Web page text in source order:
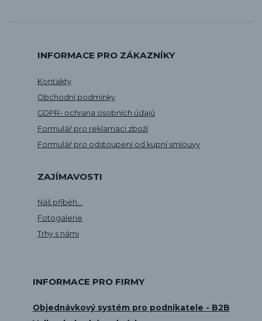
INFORMACE PRO ZÁKAZNÍKY
Kontakty
Obchodní podmínky
GDPR- ochrana osobních údajů
Formulář pro reklamaci zboží
Formulář pro odstoupení od kupní smlouvy
ZAJÍMAVOSTI
Náš příběh...
Fotogalerie
Trhy s námi
INFORMACE PRO FIRMY
Objednávkový systém pro podnikatele - B2B